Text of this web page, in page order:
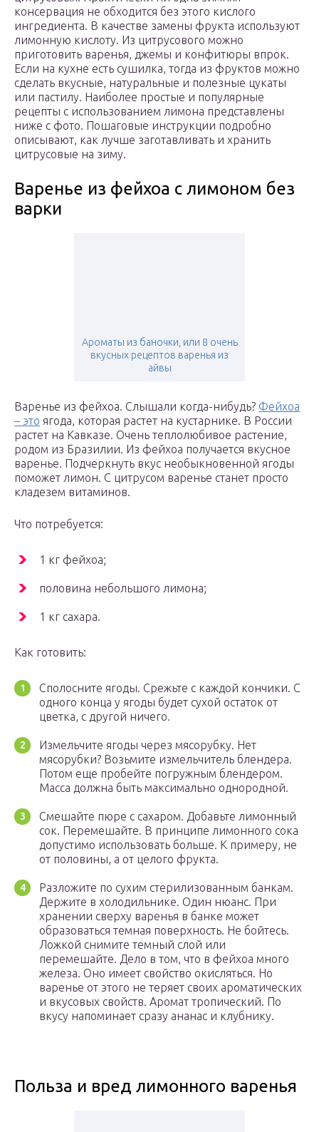
консервация не обходится без этого кислого
ингредиента. В качестве замены фрукта используют
лимонную кислоту. Из цитрусового можно
приготовить варенья, джемы и конфитюры впрок.
Если на кухне есть сушилка, тогда из фруктов можно
сделать вкусные, натуральные и полезные цукаты
или пастилу. Наиболее простые и популярные
рецепты с использованием лимона представлены
ниже с фото. Пошаговые инструкции подробно
описывают, как лучше заготавливать и хранить
цитрусовые на зиму.
Варенье из фейхоа с лимоном без
варки
Ароматы из баночки, или 8 очень
вкусных рецептов варенья из
айвы
Варенье из фейхоа. Слышали когда-нибудь? Фейхоа
– это ягода, которая растет на кустарнике. В России
растет на Кавказе. Очень теплолюбивое растение,
родом из Бразилии. Из фейхоа получается вкусное
варенье. Подчеркнуть вкус необыкновенной ягоды
поможет лимон. С цитрусом варенье станет просто
кладезем витаминов.
Что потребуется:
1 кг фейхоа;
половина небольшого лимона;
1 кг сахара.
Как готовить:
Сполосните ягоды. Срежьте с каждой кончики. С
одного конца у ягоды будет сухой остаток от
цветка, с другой ничего.
Измельчите ягоды через мясорубку. Нет
мясорубки? Возьмите измельчитель блендера.
Потом еще пробейте погружным блендером.
Масса должна быть максимально однородной.
Смешайте пюре с сахаром. Добавьте лимонный
сок. Перемешайте. В принципе лимонного сока
допустимо использовать больше. К примеру, не
от половины, а от целого фрукта.
Разложите по сухим стерилизованным банкам.
Держите в холодильнике. Один нюанс. При
хранении сверху варенья в банке может
образоваться темная поверхность. Не бойтесь.
Ложкой снимите темный слой или
перемешайте. Дело в том, что в фейхоа много
железа. Оно имеет свойство окисляться. Но
варенье от этого не теряет своих ароматических
и вкусовых свойств. Аромат тропический. По
вкусу напоминает сразу ананас и клубнику.
Польза и вред лимонного варенья